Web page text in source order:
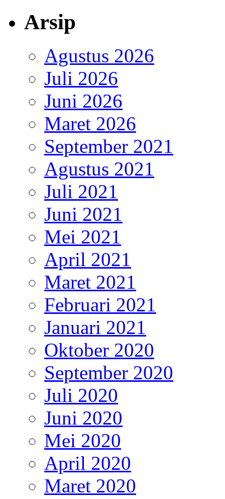
Arsip
Agustus 2026
Juli 2026
Juni 2026
Maret 2026
September 2021
Agustus 2021
Juli 2021
Juni 2021
Mei 2021
April 2021
Maret 2021
Februari 2021
Januari 2021
Oktober 2020
September 2020
Juli 2020
Juni 2020
Mei 2020
April 2020
Maret 2020